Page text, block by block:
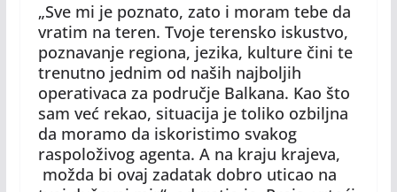
„Sve mi je poznato, zato i moram tebe da
vratim na teren. Tvoje terensko iskustvo,
poznavanje regiona, jezika, kulture čini te
trenutno jednim od naših najboljih
operativaca za područje Balkana. Kao što
sam već rekao, situacija je toliko ozbiljna
da moramo da iskoristimo svakog
raspoloživog agenta. A na kraju krajeva,
možda bi ovaj zadatak dobro uticao na